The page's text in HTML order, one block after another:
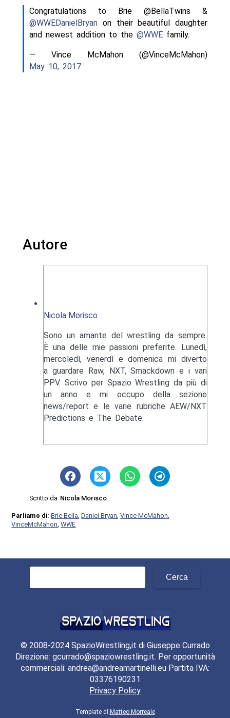
Congratulations to Brie @BellaTwins &
@WWEDanielBryanon their beautiful daughter
and newest addition to the @WWEfamily.
— Vince McMahon (@VinceMcMahon)
May 10, 2017
Autore
Nicola Morisco
Sono un amante del wrestling da sempre.
È una delle mie passioni preferite. Lunedì,
mercoledì, venerdì e domenica mi diverto
a guardare Raw, NXT, Smackdown e i vari
PPV. Scrivo per Spazio Wrestling da più di
un anno e mi occupo della sezione
news/report e le varie rubriche AEW/NXT
Predictions e The Debate.
Scritto da Nicola Morisco
Parliamo di:Brie Bella,Daniel Bryan,Vince McMahon,
VinceMcMahon,WWE
Ricerca
© 2008-2024 SpazioWrestling,it di Giuseppe Currado
Direzione: gcurrado@spaziowrestling.it. Per opportunità
commerciali: andrea@andreamartinelli.eu Partita IVA:
03376190231
Privacy Policy
Template di Matteo Morreale